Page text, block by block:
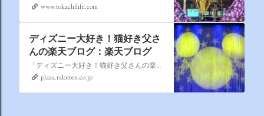
www.tokachilife.com
ディズニー大好き！猫好き父さ
んの楽天ブログ：楽天ブログ
「ディズニー大好き！猫好き父さんの楽天ブログ」にようこそ！ いろんなブログサービスが廃止になるなか満を持して楽天ブログをはじめようと思います。 よろしくお願いいたします。
plaza.rakuten.co.jp